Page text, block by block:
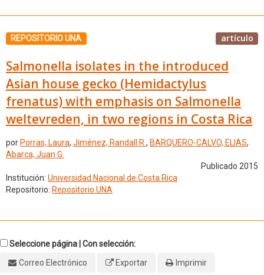
REPOSITORIO UNA artículo
Salmonella isolates in the introduced
Asian house gecko (Hemidactylus
frenatus) with emphasis on Salmonella
weltevreden, in two regions in Costa Rica
por Porras, Laura, Jiménez, Randall R., BARQUERO-CALVO, ELIAS,
Abarca, Juan G.
Publicado 2015
Institución: Universidad Nacional de Costa Rica
Repositorio: Repositorio UNA
Seleccione página | Con selección:
Correo Electrónico
Exportar Imprimir